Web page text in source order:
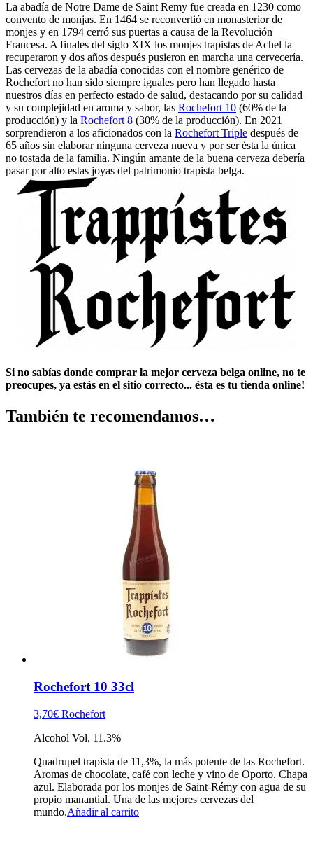
La abadía de Notre Dame de Saint Remy fue creada en 1230 como
convento de monjas. En 1464 se reconvertió en monasterior de
monjes y en 1794 cerró sus puertas a causa de la Revolución
Francesa. A finales del siglo XIX los monjes trapistas de Achel la
recuperaron y dos años después pusieron en marcha una cervecería.
Las cervezas de la abadía conocidas con el nombre genérico de
Rochefort no han sido siempre iguales pero han llegado hasta
nuestros días en perfecto estado de salud, destacando por su calidad
y su complejidad en aroma y sabor, las Rochefort 10 (60% de la
producción) y la Rochefort 8 (30% de la producción). En 2021
sorprendieron a los aficionados con la Rochefort Triple después de
65 años sin elaborar ninguna cerveza nueva y por ser ésta la única
no tostada de la familia. Ningún amante de la buena cerveza debería
pasar por alto estas joyas del patrimonio trapista belga.
Si no sabías ​ donde comprar la mejor cerveza belga online​, no te
preocupes, ya estás en el sitio correcto... ésta es tu tienda online!
También te recomendamos…
Rochefort 10 33cl
3,70€ Rochefort
Alcohol Vol. 11.3%
Quadrupel trapista de 11,3%, la más potente de las Rochefort.
Aromas de chocolate, café con leche y vino de Oporto. Chapa
azul. Elaborada por los monjes de Saint-Rémy con agua de su
propio manantial. Una de las mejores cervezas del
mundo.Añadir al carrito